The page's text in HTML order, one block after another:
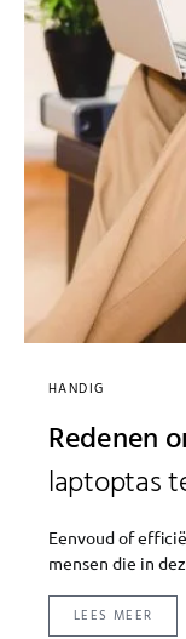
HANDIG
Redenen
laptoptas
Eenvoud of
mensen die in
LEES MEER